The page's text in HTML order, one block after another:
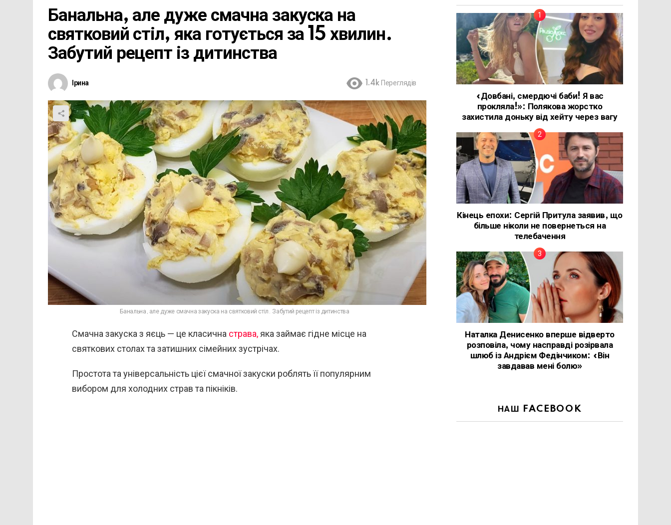
Банальна, але дуже смачна закуска на
святковий стіл, яка готується за 15 хвилин.
Забутий рецепт із дитинства
Ірина 1.4k Переглядів
Банальна, але дуже смачна закуска на святковий стіл. Забутий рецепт із дитинства
Смачна закуска з яєць — це класична страва, яка займає гідне місце на
святкових столах та затишних сімейних зустрічах.
Простота та універсальність цієї смачної закуски роблять її популярним
вибором для холодних страв та пікніків.
«Довбані, смердючі баби! Я вас
прокляла!»: Полякова жорстко
захистила доньку від хейту через вагу
Кінець епохи: Сергій Притула заявив, що
більше ніколи не повернеться на
телебачення
Наталка Денисенко вперше відверто
розповіла, чому насправді розірвала
шлюб із Андрієм Федінчиком: «Він
завдавав мені болю»
НАШ FACEBOOK